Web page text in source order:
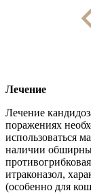
Лечение
Лечение
поражениях
использоваться
наличии
итраконазол,
(особенно для